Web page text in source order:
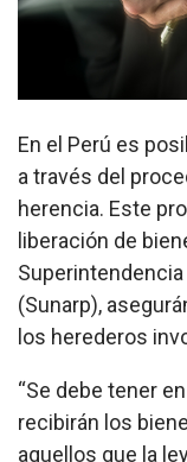
En el Perú es
a través del
herencia. Este
liberación de
(Sunarp),
los herederos
“Se debe tener
recibirán los
aquellos que la